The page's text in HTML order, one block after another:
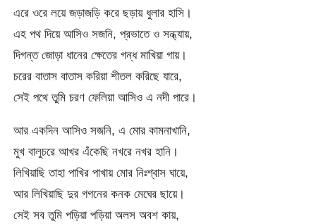
এরে ওরে লয়ে জড়াজড়ি করে ছড়ায় ধুলার হাসি।
এহ পথ দিয়ে আসিও সজনি, প্রভাতে ও সন্ধ্যায়,
দিগন্ত জোড়া ধানের ক্ষেতের গন্ধ মাখিয়া গায়।
চরের বাতাস বাতাস করিয়া শীতল করিছে যারে,
সেই পথে তুমি চরণ ফেলিয়া আসিও এ নদী পারে।
আর একদিন আসিও সজনি, এ মোর কামনাখানি,
মুখ বালুচরে আখর এঁকেছি নখরে নখর হানি।
লিখিয়াছি তাহা পাখির পাখায় মোর নিঃশ্বাস ঘায়ে,
আর লিখিয়াছি দুর গগনের কনক মেঘের ছায়ে।
সেই সব তুমি পড়িয়া পড়িয়া অলস অবশ কায়,